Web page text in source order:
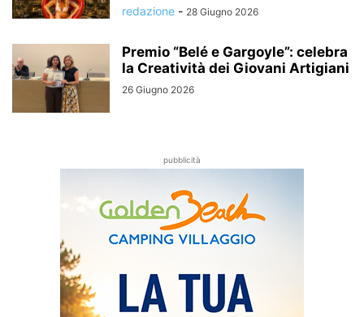
redazione - 28 Giugno 2026
Premio “Belé e Gargoyle”: celebra
la Creatività dei Giovani Artigiani
26 Giugno 2026
pubblicità